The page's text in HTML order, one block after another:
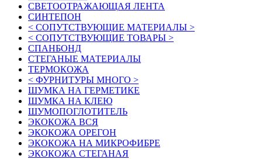
СВЕТООТРАЖАЮЩАЯ ЛЕНТА
СИНТЕПОН
< СОПУТСТВУЮЩИЕ МАТЕРИАЛЫ >
< СОПУТСТВУЮЩИЕ ТОВАРЫ >
СПАНБОНД
СТЕГАНЫЕ МАТЕРИАЛЫ
ТЕРМОКОЖА
< ФУРНИТУРЫ МНОГО >
ШУМКА НА ГЕРМЕТИКЕ
ШУМКА НА КЛЕЮ
ШУМОПОГЛОТИТЕЛЬ
ЭКОКОЖА ВСЯ
ЭКОКОЖА ОРЕГОН
ЭКОКОЖА НА МИКРОФИБРЕ
ЭКОКОЖА СТЕГАНАЯ